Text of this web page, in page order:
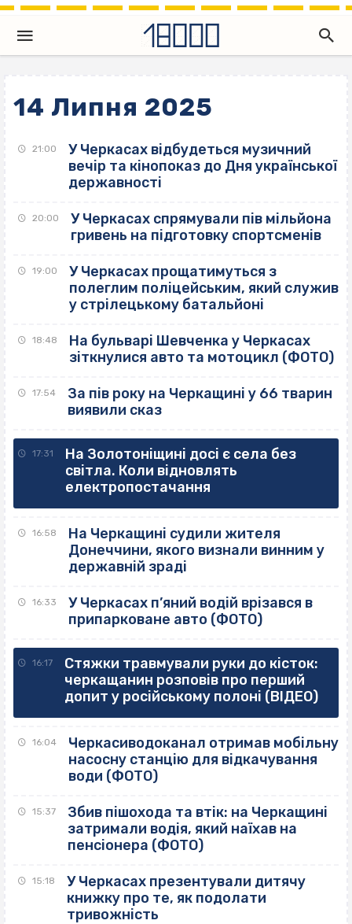
14 Липня 2025
21:00
У Черкасах відбудеться музичний
вечір та кінопоказ до Дня української
державності
20:00
У Черкасах спрямували пів мільйона
гривень на підготовку спортсменів
19:00
У Черкасах прощатимуться з
полеглим поліцейським, який служив
у стрілецькому батальйоні
18:48
На бульварі Шевченка у Черкасах
зіткнулися авто та мотоцикл (ФОТО)
17:54
За пів року на Черкащині у 66 тварин
виявили сказ
17:31
На Золотоніщині досі є села без
світла. Коли відновлять
електропостачання
16:58
На Черкащині судили жителя
Донеччини, якого визнали винним у
державній зраді
16:33
У Черкасах п’яний водій врізався в
припарковане авто (ФОТО)
16:17
Стяжки травмували руки до кісток:
черкащанин розповів про перший
допит у російському полоні (ВІДЕО)
16:04
Черкасиводоканал отримав мобільну
насосну станцію для відкачування
води (ФОТО)
15:37
Збив пішохода та втік: на Черкащині
затримали водія, який наїхав на
пенсіонера (ФОТО)
15:18
У Черкасах презентували дитячу
книжку про те, як подолати
тривожність